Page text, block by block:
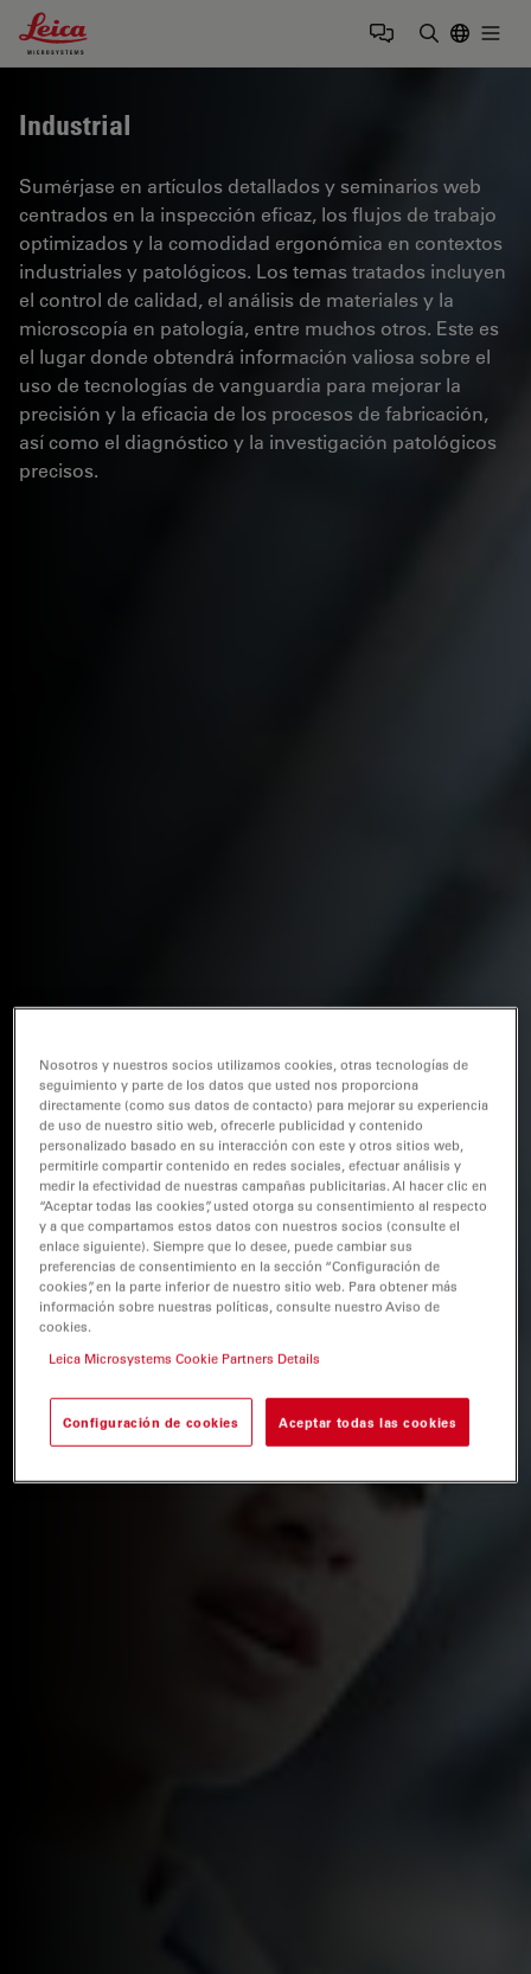
Leica Microsystems Logo
Industrial
Sumérjase en artículos detallados y seminarios web
centrados en la inspección eficaz, los flujos de trabajo
optimizados y la comodidad ergonómica en contextos
industriales y patológicos. Los temas tratados incluyen
el control de calidad, el análisis de materiales y la
microscopía en patología, entre muchos otros. Este es
el lugar donde obtendrá información valiosa sobre el
uso de tecnologías de vanguardia para mejorar la
precisión y la eficacia de los procesos de fabricación,
así como el diagnóstico y la investigación patológicos
precisos.
Nosotros y nuestros socios utilizamos cookies, otras tecnologías de
seguimiento y parte de los datos que usted nos proporciona
directamente (como sus datos de contacto) para mejorar su experiencia
de uso de nuestro sitio web, ofrecerle publicidad y contenido
personalizado basado en su interacción con este y otros sitios web,
permitirle compartir contenido en redes sociales, efectuar análisis y
medir la efectividad de nuestras campañas publicitarias. Al hacer clic en
“Aceptar todas las cookies”, usted otorga su consentimiento al respecto
y a que compartamos estos datos con nuestros socios (consulte el
enlace siguiente). Siempre que lo desee, puede cambiar sus
preferencias de consentimiento en la sección “Configuración de
cookies”, en la parte inferior de nuestro sitio web. Para obtener más
información sobre nuestras políticas, consulte nuestro Aviso de
cookies.
Leica Microsystems Cookie Partners Details
Configuración de cookies Aceptar todas las cookies